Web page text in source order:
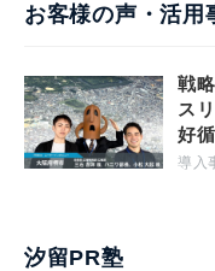
お客様の声・活用
戦
ス
好
導入
汐留PR塾